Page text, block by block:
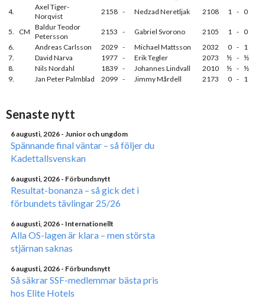
4.
Axel Tiger-
Norqvist
2158 - Nedzad Neretljak 2108 1 - 0
5. CM
Baldur Teodor
Petersson
2153 - Gabriel Svorono 2105 1 - 0
6.
Andreas Carlsson 2029 - Michael Mattsson 2032 0 - 1
7.
David Narva 1977 - Erik Tegler 2073 ½ - ½
8.
Nils Nordahl 1839 - Johannes Lindvall 2010 ½ - ½
9.
Jan Peter Palmblad 2099 - Jimmy Mårdell 2173 0 - 1
Senaste nytt
6 augusti, 2026 - Junior och ungdom
Spännande final väntar – så följer du
Kadettallsvenskan
6 augusti, 2026 - Förbundsnytt
Resultat-bonanza – så gick det i
förbundets tävlingar 25/26
6 augusti, 2026 - Internationellt
Alla OS-lagen är klara – men största
stjärnan saknas
6 augusti, 2026 - Förbundsnytt
Så säkrar SSF-medlemmar bästa pris
hos Elite Hotels